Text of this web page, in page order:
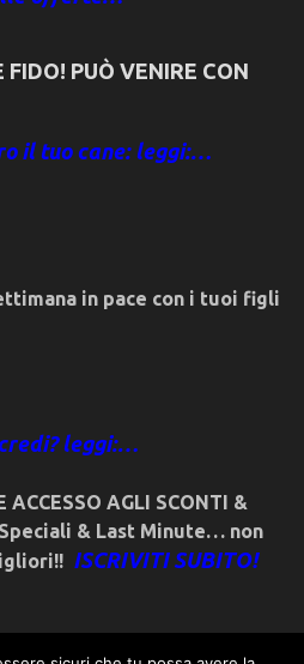
PUÒ VENIRE CON
il tuo cane: leggi:…
in pace con i tuoi figli
leggi:…
ACCESSO AGLI SCONTI &
& Last Minute… non
ISCRIVITI SUBITO!